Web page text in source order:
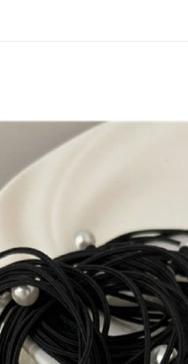
付」結帳頁面，進行簡訊認
２．訂單成立數日內，您將收
先享後付繳納相關費用。
※ 交易是否成功請以「
是否繳費成功／繳費後需取
付客戶支援中心」https://
【注意事項】
１．透過由恩沛科技股份有
交易，需依本服務之必要範
求債權轉讓予恩沛科技股份
付款後全家取貨
每筆NT$80，滿
付款後萊爾富取貨
每筆NT$80，滿
離島取貨加價40
每筆NT$80，滿